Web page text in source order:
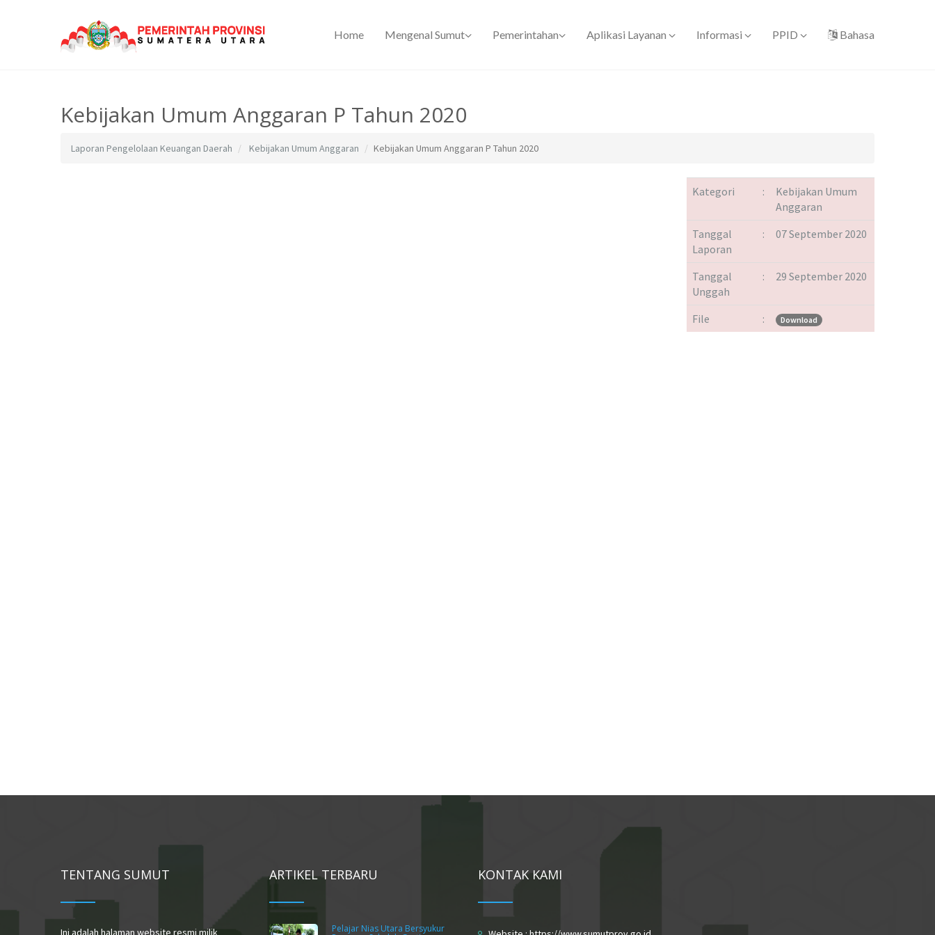
Home Mengenal Sumut Pemerintahan Aplikasi Layanan Informasi PPID Bahasa
Kebijakan Umum Anggaran P Tahun 2020
Laporan Pengelolaan Keuangan Daerah Kebijakan Umum Anggaran Kebijakan Umum Anggaran P Tahun 2020
Kategori :
Kebijakan Umum
Anggaran
Tanggal
Laporan
: 07 September 2020
Tanggal
Unggah
: 29 September 2020
File : Download
TENTANG SUMUT
Ini adalah halaman website resmi milik
ARTIKEL TERBARU
Pelajar Nias Utara Bersyukur
KONTAK KAMI